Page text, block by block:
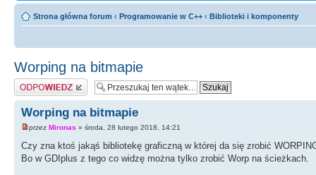
Strona główna forum ‹ Programowanie w C++ ‹ Biblioteki i komponenty
Worping na bitmapie
Odpowiedz
Worping na bitmapie
przez Mironas » środa, 28 lutego 2018, 14:21
Czy zna ktoś jakąś bibliotekę graficzną w której da się zrobić
Bo w GDIplus z tego co widzę można tylko zrobić Worp na ścieżkach.